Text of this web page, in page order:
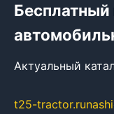
Бесплатный
Актуальный
t25-tractor.ru